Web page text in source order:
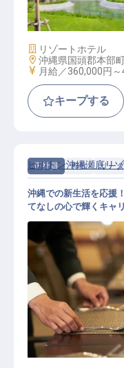
（宿泊課長）
施設業態
リゾートホテル
勤務地
沖縄県国頭郡本部
給与
月給／360,000円～
キープする
正社員 料飲 リー
レストランスー
リアンレストラ
ヒルトン沖縄瀬底リ
沖縄での新生活を応援
てなしの心で輝くキャ